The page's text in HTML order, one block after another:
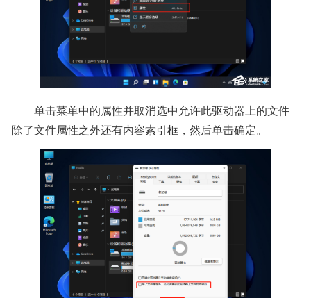
单击菜单中的属性并取消选中允许此驱动器上的文件
除了文件属性之外还有内容索引框，然后单击确定。